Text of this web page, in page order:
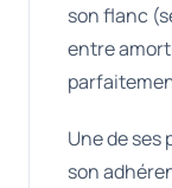
son flanc
entre
Une de ses
son